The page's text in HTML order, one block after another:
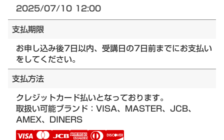
2025/07/10 12:00
支払期限
お申し込み後7日以内、受講日の7日前までにお支払い
をしてください。
支払方法
クレジットカード払いとなっております。
取扱い可能ブランド：VISA、MASTER、JCB、
AMEX、DINERS